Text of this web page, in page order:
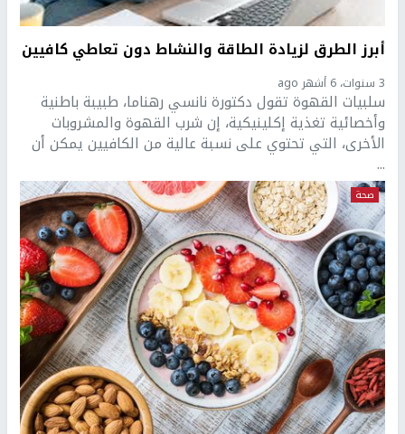
أبرز الطرق لزيادة الطاقة والنشاط دون تعاطي كافيين
3 سنوات، 6 أشهر ago
سلبيات القهوة تقول دكتورة نانسي رهناما، طبيبة باطنية
وأخصائية تغذية إكلينيكية، إن شرب القهوة والمشروبات
الأخرى، التي تحتوي على نسبة عالية من الكافيين يمكن أن
...
صحة